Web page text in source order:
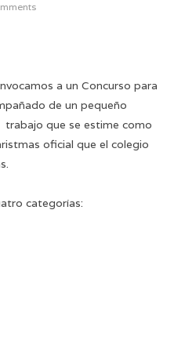
a un Concurso para
de un pequeño
que se estime como
oficial que el colegio
categorías: